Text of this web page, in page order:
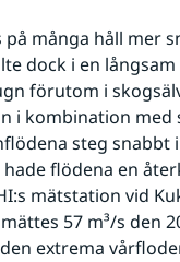
många håll mer
dock i en
förutom i
i kombination med
steg snabbt
flödena en
mätstation vid
57 m³/s den
extrema